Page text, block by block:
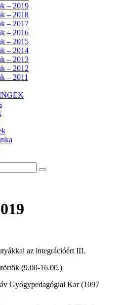
– 2019
– 2018
– 2017
– 2016
– 2015
– 2014
– 2013
– 2012
– 2011
az integrációért III.
(9.00-16.00.)
Gyógypedagógiai Kar (1097